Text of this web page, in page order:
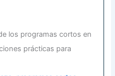
los programas cortos en
prácticas para